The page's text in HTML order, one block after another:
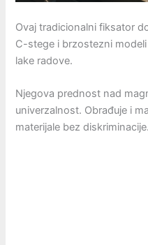
Ovaj tradicionalni fiksator
C-stege i brzostezni
lake radove.
Njegova prednost nad
univerzalnost. Obrađuje i
materijale bez diskriminacije.